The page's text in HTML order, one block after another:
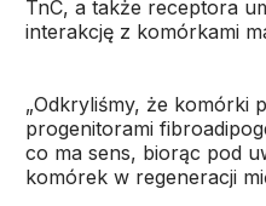
TnC, a także receptora
interakcję z komórkami
„Odkryliśmy, że komórki
progenitorami
co ma sens, biorąc pod
komórek w regeneracji